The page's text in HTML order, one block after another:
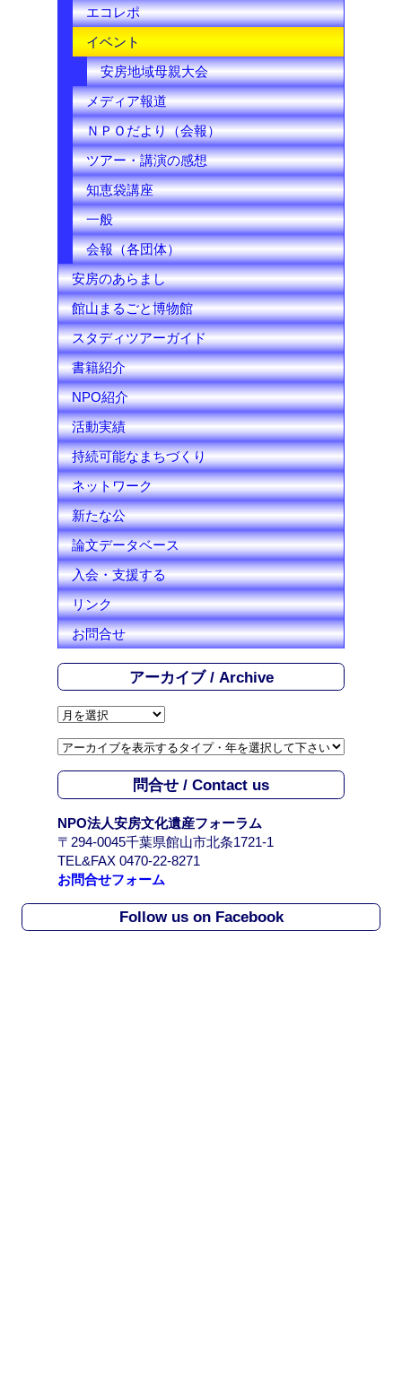
n
e
l
エコレポ
イベント
安房地域母親大会
メディア報道
ＮＰＯだより（会報）
ツアー・講演の感想
知恵袋講座
一般
会報（各団体）
安房のあらまし
館山まるごと博物館
スタディツアーガイド
書籍紹介
NPO紹介
活動実績
持続可能なまちづくり
ネットワーク
新たな公
論文データベース
入会・支援する
リンク
お問合せ
アーカイブ / Archive
ア
カ
イ
ブ
A
r
c
h
i
問合せ / Contact us
NPO法人安房文化遺産フォーラム
〒294-0045千葉県館山市北条1721-1
TEL&FAX 0470-22-8271
お問合せフォーム
Follow us on Facebook